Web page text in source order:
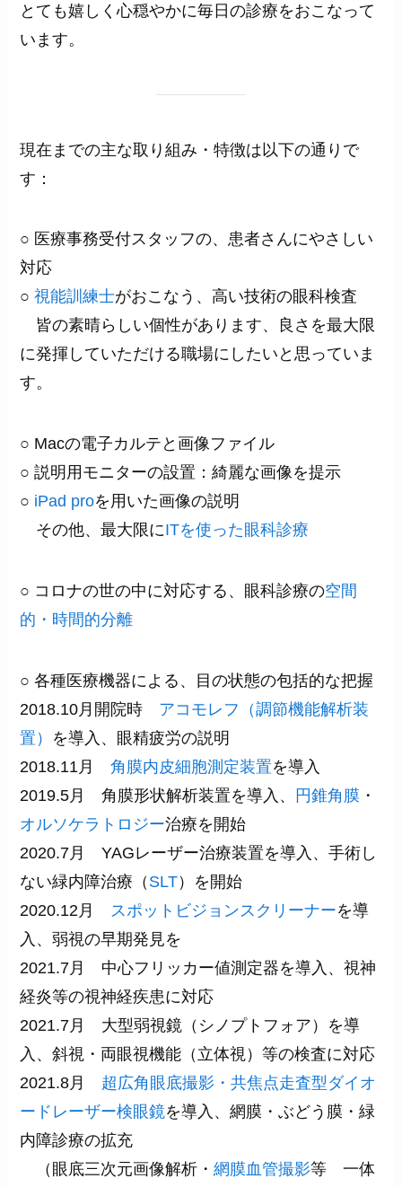
とても嬉しく心穏やかに毎日の診療をおこなって
います。
現在までの主な取り組み・特徴は以下の通りで
す：
○ 医療事務受付スタッフの、患者さんにやさしい
対応
○視能訓練士がおこなう、高い技術の眼科検査
皆の素晴らしい個性があります、良さを最大限
に発揮していただける職場にしたいと思っていま
す。
○ Macの電子カルテと画像ファイル
○ 説明用モニターの設置：綺麗な画像を提示
○ iPad proを用いた画像の説明
その他、最大限にITを使った眼科診療
○ コロナの世の中に対応する、眼科診療の空間
的・時間的分離
○ 各種医療機器による、目の状態の包括的な把握
2018.10月開院時 アコモレフ（調節機能解析装
置） を導入、眼精疲労の説明
2018.11月角膜内皮細胞測定装置を導入
2019.5月 角膜形状解析装置を導入、 円錐角膜 ・
オルソケラトロジー治療を開始
2020.7月 YAGレーザー治療装置を導入、手術し
ない緑内障治療（ SLT）を開始
2020.12月
スポットビジョンスクリーナーを導
入、弱視の早期発見を
2021.7月 中心フリッカー値測定器を導入、視神
経炎等の視神経疾患に対応
2021.7月 大型弱視鏡（シノプトフォア）を導
入、斜視・両眼視機能（立体視）等の検査に対応
2021.8月 超広角眼底撮影・共焦点走査型ダイオ
ードレーザー検眼鏡を導入、網膜・ぶどう膜・緑
内障診療の拡充
（眼底三次元画像解析・網膜血管撮影等 一体